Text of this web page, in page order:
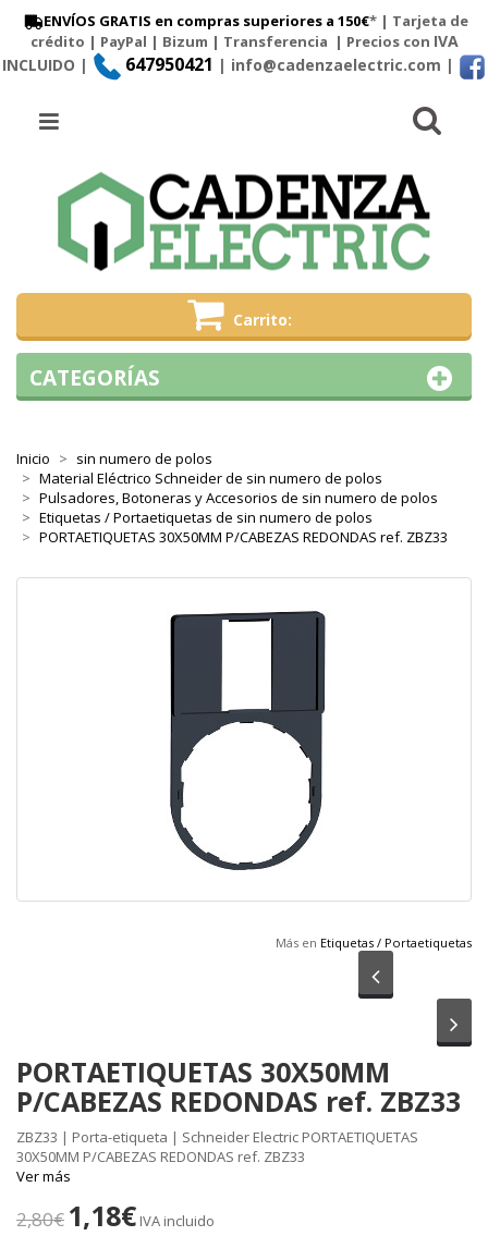
ENVÍOS GRATIS en compras superiores a 150€* | Tarjeta de
crédito | PayPal | Bizum | Transferencia | Precios con IVA
INCLUIDO |
647950421 | info@cadenzaelectric.com |
Carrito
Menú
Inicio
sin numero de polos
Material Eléctrico Schneider de sin numero de polos
Pulsadores, Botoneras y Accesorios de sin numero de polos
Etiquetas / Portaetiquetas de sin numero de polos
PORTAETIQUETAS 30X50MM P/CABEZAS REDONDAS ref. ZBZ33
Más en Etiquetas / Portaetiquetas
Anterior
PORTAETIQUETAS 30X50MM
P/CABEZAS REDONDAS ref. ZBZ33
ZBZ33 | Porta-etiqueta | Schneider Electric PORTAETIQUETAS
30X50MM P/CABEZAS REDONDAS ref. ZBZ33
Ver más
2,80€ 1,18€ IVA incluido
CATEGORÍAS